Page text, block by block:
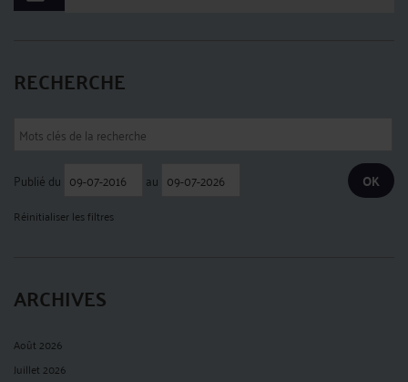
RECHERCHE
Publié du au
Réinitialiser les filtres
ARCHIVES
Août 2026
Juillet 2026